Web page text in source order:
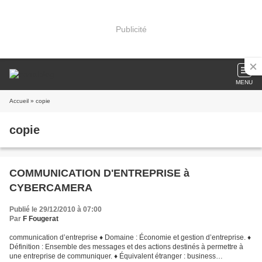
Publicité
MENU
Accueil » copie
copie
COMMUNICATION D'ENTREPRISE à
CYBERCAMERA
Publié le 29/12/2010 à 07:00
Par F Fougerat
communication d’entreprise ♦ Domaine : Économie et gestion d’entreprise. ♦
Définition : Ensemble des messages et des actions destinés à permettre à
une entreprise de communiquer. ♦ Équivalent étranger : business